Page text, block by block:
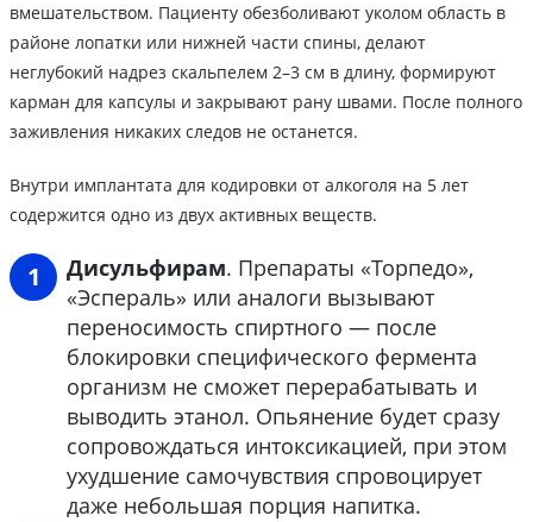
вмешательством. Пациенту обезболивают уколом область в
районе лопатки или нижней части спины, делают
неглубокий надрез скальпелем 2–3 см в длину, формируют
карман для капсулы и закрывают рану швами. После полного
заживления никаких следов не останется.
Внутри имплантата для кодировки от алкоголя на 5 лет
содержится одно из двух активных веществ.
Дисульфирам. Препараты «Торпедо»,
«Эспераль» или аналоги вызывают
переносимость спиртного — после
блокировки специфического фермента
организм не сможет перерабатывать и
выводить этанол. Опьянение будет сразу
сопровождаться интоксикацией, при этом
ухудшение самочувствия спровоцирует
даже небольшая порция напитка.